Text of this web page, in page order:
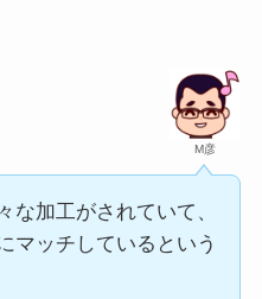
M彦
な加工がされていて、
マッチしているという